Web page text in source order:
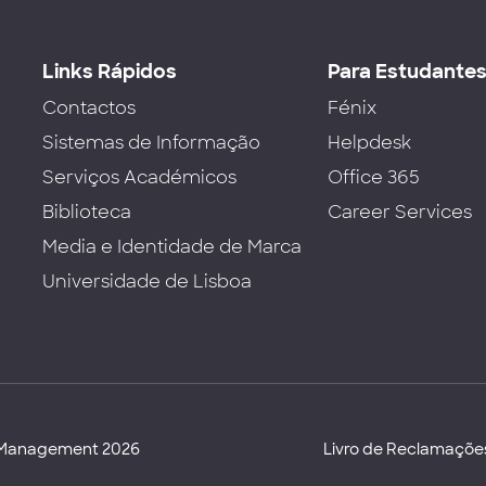
Links Rápidos
Contactos
Sistemas de Informação
Serviços Académicos
Biblioteca
Media e Identidade de Marca
Universidade de Lisboa
Para
Fénix
Helpdesk
Office 365
Career Services
2026 Livro de